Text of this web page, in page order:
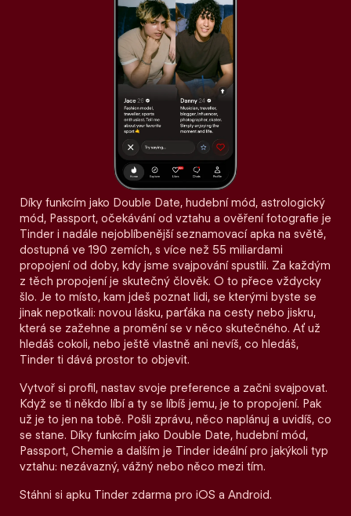
Díky funkcím jako Double Date, hudební mód, astrologický
mód, Passport, očekávání od vztahu a ověření fotografie je
Tinder i nadále nejoblíbenější seznamovací apka na světě,
dostupná ve 190 zemích, s více než 55 miliardami
propojení od doby, kdy jsme svajpování spustili. Za každým
z těch propojení je skutečný člověk. O to přece vždycky
šlo. Je to místo, kam jdeš poznat lidi, se kterými byste se
jinak nepotkali: novou lásku, parťáka na cesty nebo jiskru,
která se zažehne a promění se v něco skutečného. Ať už
hledáš cokoli, nebo ještě vlastně ani nevíš, co hledáš,
Tinder ti dává prostor to objevit.
Vytvoř si profil, nastav svoje preference a začni svajpovat.
Když se ti někdo líbí a ty se líbíš jemu, je to propojení. Pak
už je to jen na tobě. Pošli zprávu, něco naplánuj a uvidíš, co
se stane. Díky funkcím jako Double Date, hudební mód,
Passport, Chemie a dalším je Tinder ideální pro jakýkoli typ
vztahu: nezávazný, vážný nebo něco mezi tím.
Stáhni si apku Tinder zdarma pro iOS a Android.